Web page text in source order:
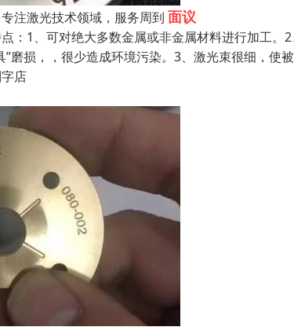
注激光技术领域，服务周到 面议
：1、可对绝大多数金属或非金属材料进行加工。
”磨损，，很少造成环境污染。3、激光束很细，使
店